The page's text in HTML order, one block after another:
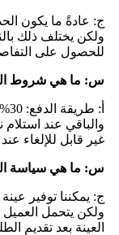
ج: عادةً ما يكون
ولكن يختلف ذلك
للحصول على
س: ما هي شروط
أ:
والباقي عند
غير قابل للإلغاء
س: ما هي سياسة
ج: يمكننا توفير
ولكن يتحمل
العينة بعد تقديم